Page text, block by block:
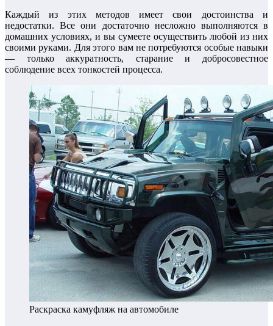
Каждый из этих методов имеет свои достоинства и
недостатки. Все они достаточно несложно выполняются в
домашних условиях, и вы сумеете осуществить любой из них
своими руками. Для этого вам не потребуются особые навыки
— только аккуратность, старание и добросовестное
соблюдение всех тонкостей процесса.
Раскраска камуфляж на автомобиле